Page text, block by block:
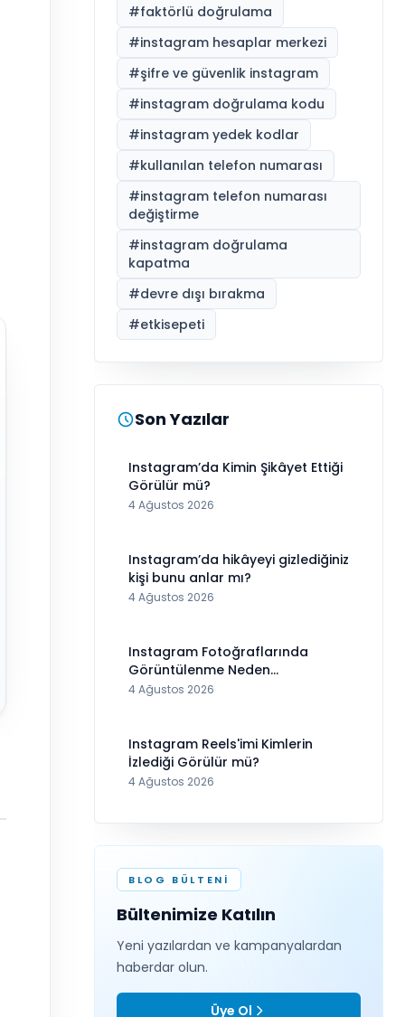
#faktörlü doğrulama
#instagram hesaplar merkezi
#şifre ve güvenlik instagram
#instagram doğrulama kodu
#instagram yedek kodlar
#kullanılan telefon numarası
#instagram telefon numarası
değiştirme
#instagram doğrulama
kapatma
#devre dışı bırakma
#etkisepeti
Son Yazılar
Instagram’da Kimin Şikâyet Ettiği
Görülür mü?
4 Ağustos 2026
Instagram’da hikâyeyi gizlediğiniz
kişi bunu anlar mı?
4 Ağustos 2026
Instagram Fotoğraflarında
Görüntülenme Neden
Görünmüyor?
4 Ağustos 2026
Instagram Reels'imi Kimlerin
İzlediği Görülür mü?
4 Ağustos 2026
BLOG BÜLTENI
Bültenimize Katılın
Yeni yazılardan ve kampanyalardan
haberdar olun.
Üye Ol